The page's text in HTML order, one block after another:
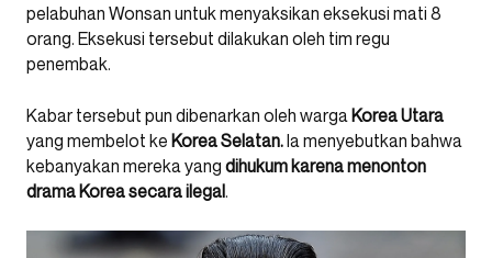
pelabuhan Wonsan untuk menyaksikan eksekusi mati 8
orang. Eksekusi tersebut dilakukan oleh tim regu
penembak.
Kabar tersebut pun dibenarkan oleh warga Korea Utara
yang membelot ke Korea Selatan.Ia menyebutkan bahwa
kebanyakan mereka yang dihukum karena menonton
drama Korea secara ilegal.